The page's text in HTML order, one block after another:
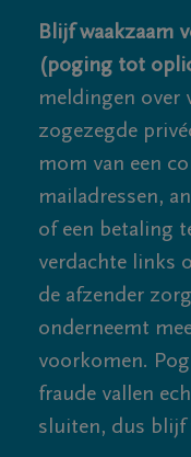
Blijf waakzaam
(poging tot
meldingen over
zogezegde
mom van een
mailadressen,
of een betaling
verdachte links
de afzender
onderneemt
voorkomen.
fraude vallen
sluiten, dus blijf